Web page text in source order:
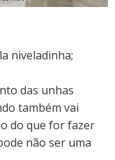
niveladinha;
das unhas
também vai
do que for fazer
não ser uma